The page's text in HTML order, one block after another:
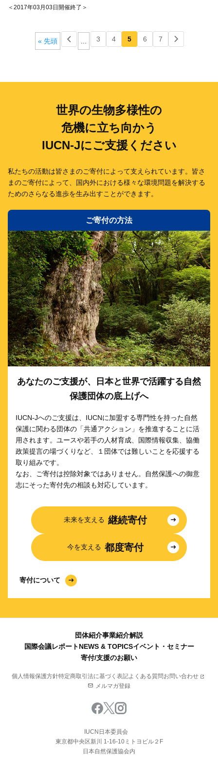
＜2017年03月03日開催終了＞
« 先頭 ... 3 4 5 6 7
世界の生物多様性の
危機に立ち向かう
IUCN-Jにご支援ください
私たちの活動は皆さまのご寄付によって支えられています。 皆さ
まのご寄付によって、国内外における様々な環境問題を解決する
ためのさらなる進歩を生み出すことができます。
ご寄付の方法
あなたのご支援が、日本と世界で活躍する自然
保護団体の底上げへ
IUCN-Jへのご支援は、IUCNに加盟する専門性を持った自然
保護に関わる団体の「共通アクション」を推進することに活
用されます。ユースや若手の人材育成、国際情報収集、協働
政策提言の場づくりなど、１団体では難しいことを応援する
取り組みです。
なお、ご寄付は控除対象ではありません。自然保護への御意
志にそった寄付先の相談も対応しています。
未来を支える 継続寄付
今を支える 都度寄付
寄付について
団体紹介事業紹介解説
国際会議レポートNEWS & TOPICSイベント・セミナー
寄付/支援のお願い
個人情報保護方針特定商取引法に基づく表記よくある質問お問い合わせ
メルマガ登録
IUCN日本委員会
東京都中央区新川 1-16-10ミトヨビル２F
日本自然保護協会内